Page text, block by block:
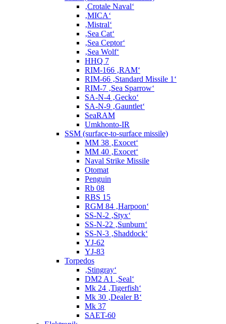
‚Crotale Naval‘
‚MICA‘
‚Mistral‘
‚Sea Cat‘
‚Sea Ceptor‘
‚Sea Wolf‘
HHQ 7
RIM-166 ‚RAM‘
RIM-66 ‚Standard Missile 1‘
RIM-7 ‚Sea Sparrow‘
SA-N-4 ‚Gecko‘
SA-N-9 ‚Gauntlet‘
SeaRAM
Umkhonto-IR
SSM (surface-to-surface missile)
MM 38 ‚Exocet‘
MM 40 ‚Exocet‘
Naval Strike Missile
Otomat
Penguin
Rb 08
RBS 15
RGM 84 ‚Harpoon‘
SS-N-2 ‚Styx‘
SS-N-22 ‚Sunburn‘
SS-N-3 ‚Shaddock‘
YJ-62
YJ-83
Torpedos
‚Stingray‘
DM2 A1 ‚Seal‘
Mk 24 ‚Tigerfish‘
Mk 30 ‚Dealer B‘
Mk 37
SAET-60